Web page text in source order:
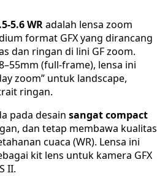
5.6 WRadalah lensa zoom
format GFX yang dirancang
dan ringan di lini GF zoom.
(full-frame), lensa ini
zoom” untuk landscape,
ringan.
pada desain sangat compact
dan tetap membawa kualitas
cuaca (WR). Lensa ini
kit lens untuk kamera GFX
II.